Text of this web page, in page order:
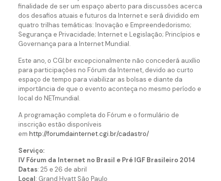
finalidade de ser um espaço aberto para discussões acerca
dos desafios atuais e futuros da Internet e será dividido em
quatro trilhas temáticas: Inovação e Empreendedorismo;
Segurança e Privacidade; Internet e Legislação; Princípios e
Governança para a Internet Mundial.
Este ano, o CGI.br excepcionalmente não concederá auxílio
para participações no Fórum da Internet, devido ao curto
espaço de tempo para viabilizar as bolsas e diante da
importância de que o evento aconteça no mesmo período e
local do NETmundial.
A programação completa do Fórum e o formulário de
inscrição estão disponíveis
em http://forumdainternet.cgi.br/cadastro/
Serviço:
IV Fórum da Internet no Brasil e Pré IGF Brasileiro 2014
Datas: 25 e 26 de abril
Local: Grand Hyatt São Paulo